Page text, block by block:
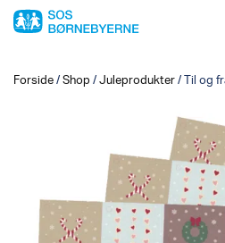
Forside/Shop /Juleprodukter/Til og